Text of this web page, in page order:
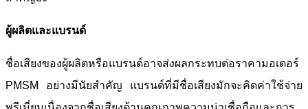
ผู้ผลิตและแบรนด์
ชื่อเสียงของผู้ผลิตหรือแบรนด์อาจส่งผลกระทบต่อราคามอเตอร์
PMSM อย่างมีนัยสำคัญ แบรนด์ที่มีชื่อเสียงมักจะคิดค่าใช้จ่าย